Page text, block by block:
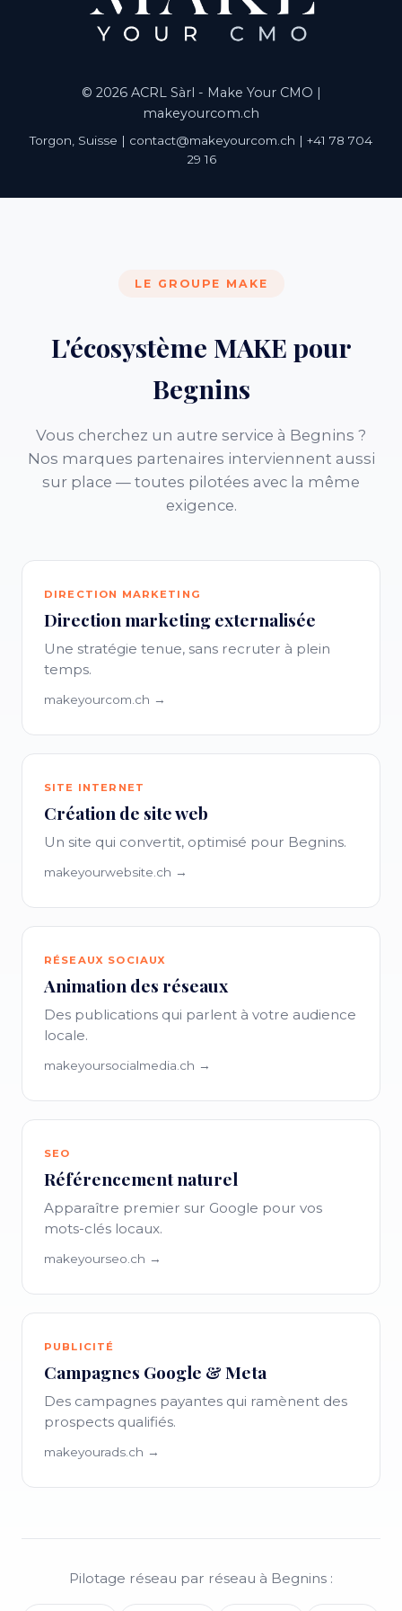
© 2026 ACRL Sàrl - Make Your CMO |
makeyourcom.ch
Torgon, Suisse | contact@makeyourcom.ch | +41 78 704
29 16
LE GROUPE MAKE
L'écosystème MAKE pour
Begnins
Vous cherchez un autre service à Begnins ?
Nos marques partenaires interviennent aussi
sur place — toutes pilotées avec la même
exigence.
DIRECTION MARKETING
Direction marketing externalisée
Une stratégie tenue, sans recruter à plein
temps.
makeyourcom.ch →
SITE INTERNET
Création de site web
Un site qui convertit, optimisé pour Begnins.
makeyourwebsite.ch →
RÉSEAUX SOCIAUX
Animation des réseaux
Des publications qui parlent à votre audience
locale.
makeyoursocialmedia.ch →
SEO
Référencement naturel
Apparaître premier sur Google pour vos
mots-clés locaux.
makeyourseo.ch →
PUBLICITÉ
Campagnes Google & Meta
Des campagnes payantes qui ramènent des
prospects qualifiés.
makeyourads.ch →
Pilotage réseau par réseau à Begnins :